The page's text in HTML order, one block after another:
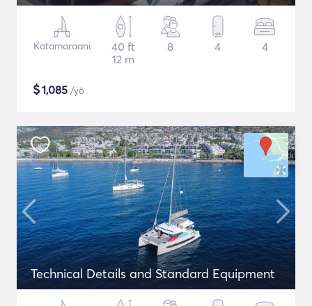
Katamaraani
40 ft
12 m
8 4 4
$1,085 /yö
Technical Details and Standard Equipment